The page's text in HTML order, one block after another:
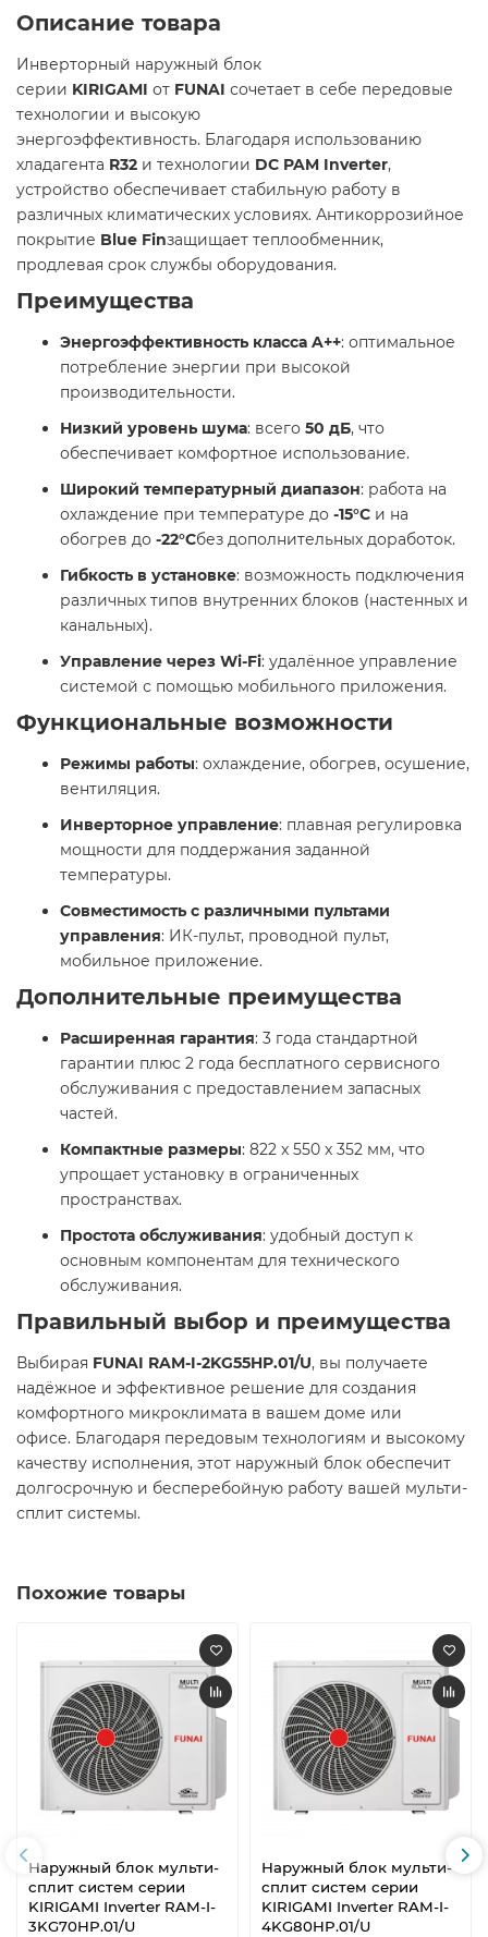
Описание товара
Инверторный наружный блок
серии KIRIGAMI от FUNAI сочетает в себе передовые
технологии и высокую
энергоэффективность. Благодаря использованию
хладагента R32 и технологии DC PAM Inverter,
устройство обеспечивает стабильную работу в
различных климатических условиях. Антикоррозийное
покрытие Blue Finзащищает теплообменник,
продлевая срок службы оборудования.​
Преимущества
Энергоэффективность класса A++: оптимальное
потребление энергии при высокой
производительности.​
Низкий уровень шума: всего 50 дБ, что
обеспечивает комфортное использование.​
Широкий температурный диапазон: работа на
охлаждение при температуре до -15°C и на
обогрев до -22°Cбез дополнительных доработок.​
Гибкость в установке: возможность подключения
различных типов внутренних блоков (настенных и
канальных).​
Управление через Wi-Fi: удалённое управление
системой с помощью мобильного приложения.​
Функциональные возможности
Режимы работы: охлаждение, обогрев, осушение,
вентиляция.​
Инверторное управление: плавная регулировка
мощности для поддержания заданной
температуры.​
Совместимость с различными пультами
управления: ИК-пульт, проводной пульт,
мобильное приложение.​
Дополнительные преимущества
Расширенная гарантия: 3 года стандартной
гарантии плюс 2 года бесплатного сервисного
обслуживания с предоставлением запасных
частей.​
Компактные размеры: 822 x 550 x 352 мм, что
упрощает установку в ограниченных
пространствах.
Простота обслуживания: удобный доступ к
основным компонентам для технического
обслуживания.​
Правильный выбор и преимущества
Выбирая FUNAI RAM-I-2KG55HP.01/U, вы получаете
надёжное и эффективное решение для создания
комфортного микроклимата в вашем доме или
офисе. Благодаря передовым технологиям и высокому
качеству исполнения, этот наружный блок обеспечит
долгосрочную и бесперебойную работу вашей мульти-
сплит системы.
Похожие товары
Наружный блок мульти-
сплит систем серии
KIRIGAMI Inverter RAM-I-
3KG70HP.01/U
Наружный блок мульти-
сплит систем серии
KIRIGAMI Inverter RAM-I-
4KG80HP.01/U